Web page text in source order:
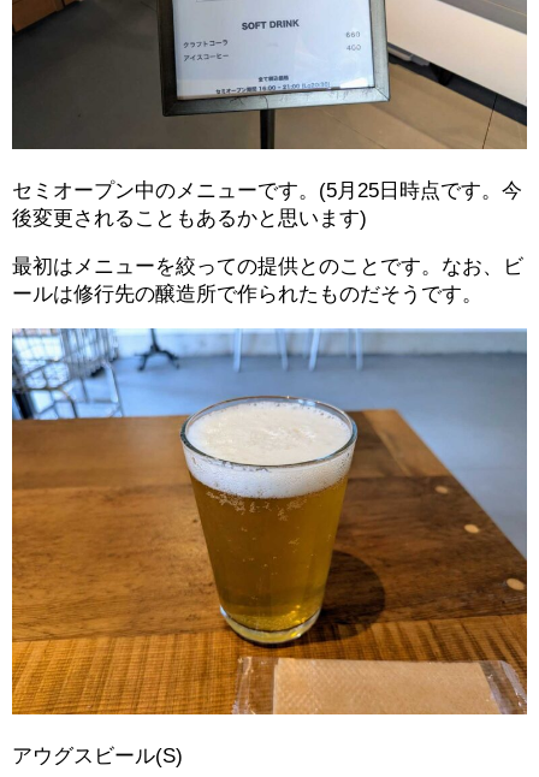
セミオープン中のメニューです。(5月25日時点です。今
後変更されることもあるかと思います)
最初はメニューを絞っての提供とのことです。なお、ビ
ールは修行先の醸造所で作られたものだそうです。
アウグスビール(S)